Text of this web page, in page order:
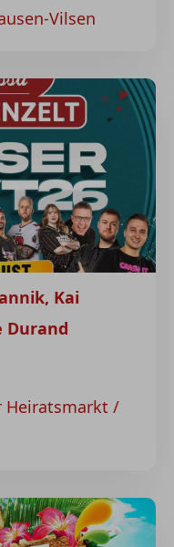
Vilsen
Kai
Durand
Heiratsmarkt /